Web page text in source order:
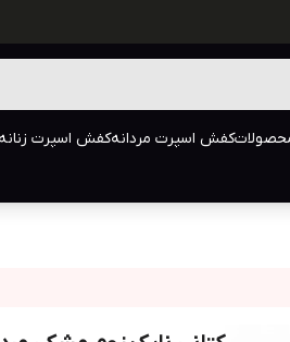
کفش اسپرت مردانهکفش اسپرت